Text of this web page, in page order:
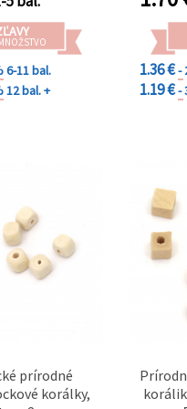
6-11 bal.
12 bal. +
1.36 €-
1.19 €-
prírodné
korálky,